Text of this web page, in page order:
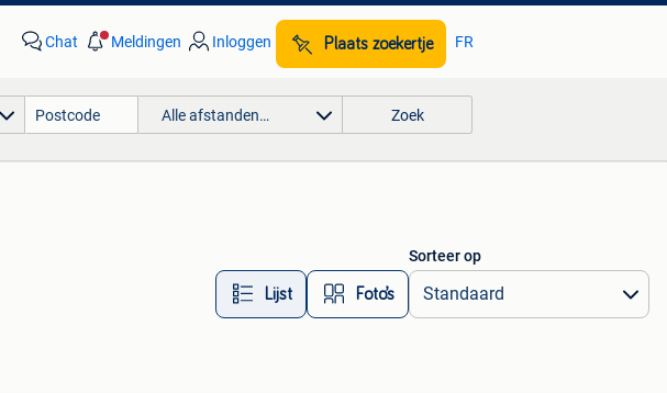
Chat Meldingen Inloggen Plaats zoekertje FR
Alle afstanden… Zoek
Lijst Foto’s
Sorteer op